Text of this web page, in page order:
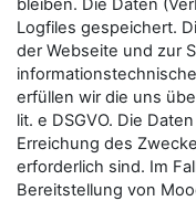
bleiben. Die Daten
Logfiles gespeichert.
der Webseite und zur
erfüllen wir die uns
lit. e DSGVO. Die
Erreichung des
erforderlich sind. Im
Bereitstellung von